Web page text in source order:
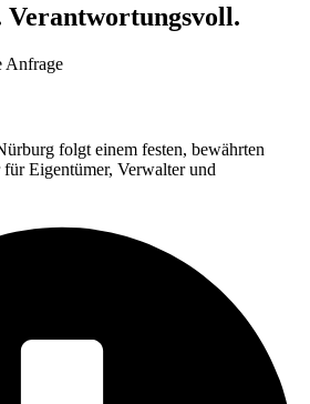
Verantwortungsvoll.
folgt einem festen, bewährten
Eigentümer, Verwalter und